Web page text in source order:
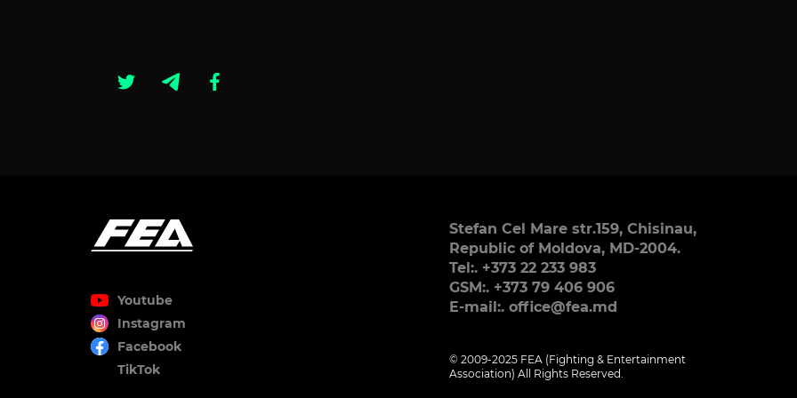
Youtube
Instagram
Facebook
TikTok
Stefan Cel Mare str.159, Chisinau,
Republic of Moldova, MD-2004.
Tel:. +373 22 233 983
GSM:. +373 79 406 906
E-mail:. office@fea.md
© 2009-2025 FEA (Fighting & Entertainment
Association) All Rights Reserved.